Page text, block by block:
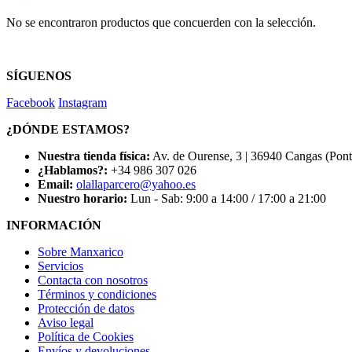
No se encontraron productos que concuerden con la selección.
SÍGUENOS
Facebook Instagram
¿DÓNDE ESTAMOS?
Nuestra tienda física: Av. de Ourense, 3 | 36940 Cangas
¿Hablamos?: +34 986 307 026
Email: olallaparcero@yahoo.es
Nuestro horario: Lun - Sab: 9:00 a 14:00 / 17:00 a 21:00
INFORMACIÓN
Sobre Manxarico
Servicios
Contacta con nosotros
Términos y condiciones
Protección de datos
Aviso legal
Política de Cookies